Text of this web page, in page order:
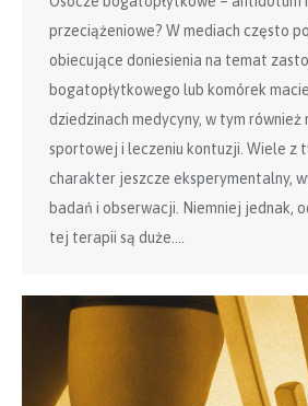
przeciążeniowe? W mediach często
obiecujące doniesienia na temat
bogatopłytkowego lub komórek
dziedzinach medycyny, w tym również
sportowej i leczeniu kontuzji. Wiele z
charakter jeszcze eksperymentalny,
badań i obserwacji. Niemniej jednak,
tej terapii są duże.…